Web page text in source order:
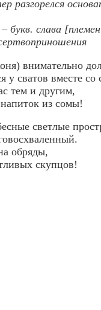
разгорелся
букв. слава
внимательно
у сватов вместе со
тем и другим,
из сомы!
светлые
обряды,
скупцов!